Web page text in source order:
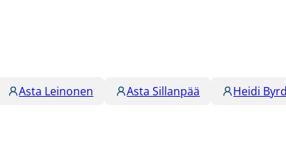
Asta Leinonen Asta Sillanpää Heidi Byrd